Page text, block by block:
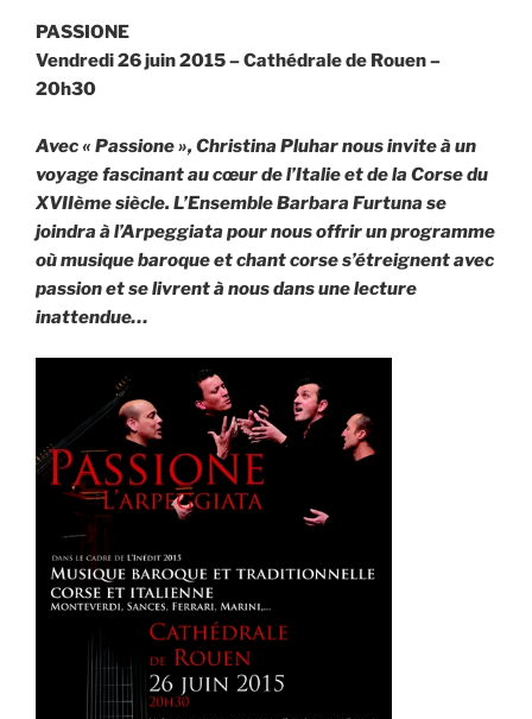
PASSIONE
Vendredi 26 juin 2015 – Cathédrale de Rouen –
20h30
Avec « Passione », Christina Pluhar nous invite à un
voyage fascinant au cœur de l’Italie et de la Corse du
XVIIème siècle. L’Ensemble Barbara Furtuna se
joindra à l’Arpeggiata pour nous offrir un programme
où musique baroque et chant corse s’étreignent avec
passion et se livrent à nous dans une lecture
inattendue…